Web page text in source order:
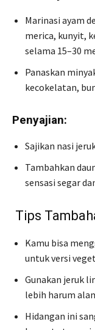
Marinasi ayam
merica, kunyit,
selama 15–30
Panaskan
kecokelatan,
Penyajian:
Sajikan nasi
Tambahkan
sensasi segar
Tips
Kamu bisa
untuk versi
Gunakan jeruk
lebih harum
Hidangan ini